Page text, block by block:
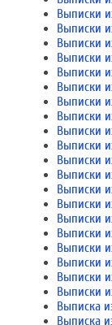
Выписки
Выписки
Выписки
Выписки
Выписки
Выписки
Выписки
Выписки
Выписки
Выписки
Выписки
Выписки
Выписки
Выписки
Выписки
Выписки
Выписки
Выписки
Выписки
Выписки
Выписка
Выписка